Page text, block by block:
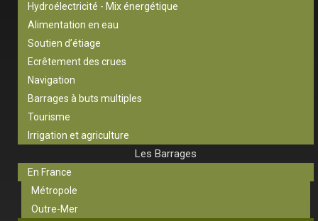
Hydroélectricité - Mix énergétique
Alimentation en eau
Soutien d’étiage
Ecrêtement des crues
Navigation
Barrages à buts multiples
Tourisme
Irrigation et agriculture
Les Barrages
En France
Métropole
Outre-Mer